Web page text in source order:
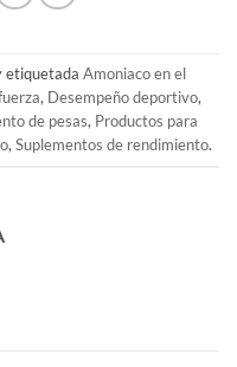
etiquetada Amoniaco en el
, Desempeño deportivo,
de pesas, Productos para
, Suplementos de rendimiento.